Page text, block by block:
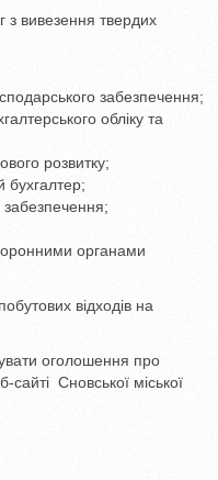
з вивезення твердих
забезпечення;
обліку та
розвитку;
бухгалтер;
забезпечення;
органами
відходів на
оголошення про
Сновської міської